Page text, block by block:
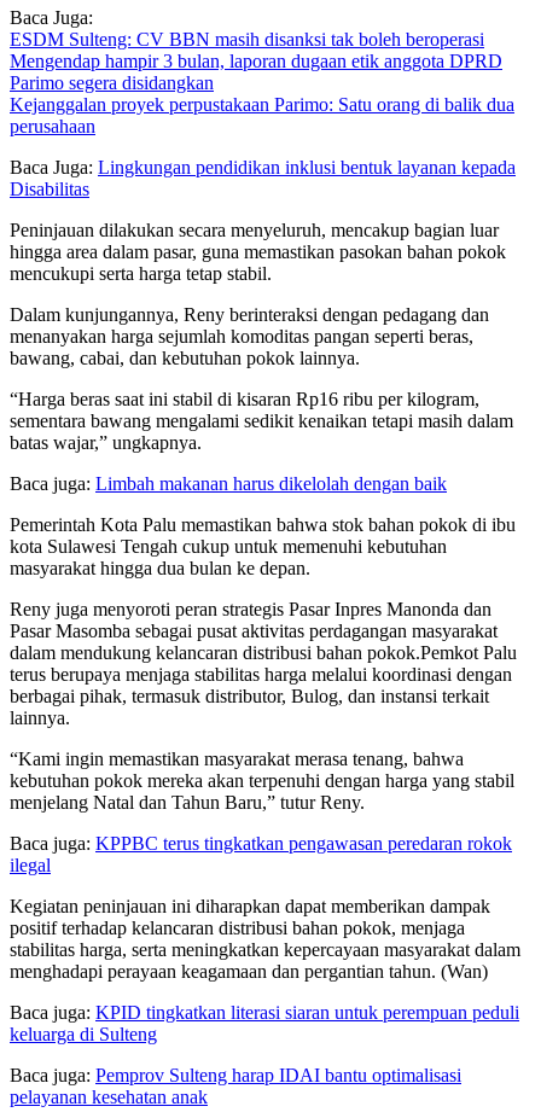
Baca Juga:
ESDM Sulteng: CV BBN masih disanksi tak boleh beroperasi
Mengendap hampir 3 bulan, laporan dugaan etik anggota DPRD
Parimo segera disidangkan
Kejanggalan proyek perpustakaan Parimo: Satu orang di balik dua
perusahaan
Baca Juga: Lingkungan pendidikan inklusi bentuk layanan kepada
Disabilitas
Peninjauan dilakukan secara menyeluruh, mencakup bagian luar
hingga area dalam pasar, guna memastikan pasokan bahan pokok
mencukupi serta harga tetap stabil.
Dalam kunjungannya, Reny berinteraksi dengan pedagang dan
menanyakan harga sejumlah komoditas pangan seperti beras,
bawang, cabai, dan kebutuhan pokok lainnya.
“Harga beras saat ini stabil di kisaran Rp16 ribu per kilogram,
sementara bawang mengalami sedikit kenaikan tetapi masih dalam
batas wajar,” ungkapnya.
Baca juga: Limbah makanan harus dikelolah dengan baik
Pemerintah Kota Palu memastikan bahwa stok bahan pokok di ibu
kota Sulawesi Tengah cukup untuk memenuhi kebutuhan
masyarakat hingga dua bulan ke depan.
Reny juga menyoroti peran strategis Pasar Inpres Manonda dan
Pasar Masomba sebagai pusat aktivitas perdagangan masyarakat
dalam mendukung kelancaran distribusi bahan pokok.Pemkot Palu
terus berupaya menjaga stabilitas harga melalui koordinasi dengan
berbagai pihak, termasuk distributor, Bulog, dan instansi terkait
lainnya.
“Kami ingin memastikan masyarakat merasa tenang, bahwa
kebutuhan pokok mereka akan terpenuhi dengan harga yang stabil
menjelang Natal dan Tahun Baru,” tutur Reny.
Baca juga: KPPBC terus tingkatkan pengawasan peredaran rokok
ilegal
Kegiatan peninjauan ini diharapkan dapat memberikan dampak
positif terhadap kelancaran distribusi bahan pokok, menjaga
stabilitas harga, serta meningkatkan kepercayaan masyarakat dalam
menghadapi perayaan keagamaan dan pergantian tahun. (Wan)
Baca juga: KPID tingkatkan literasi siaran untuk perempuan peduli
keluarga di Sulteng
Baca juga: Pemprov Sulteng harap IDAI bantu optimalisasi
pelayanan kesehatan anak